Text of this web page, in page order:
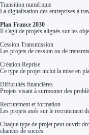
Transition numérique
La digitalisation des entreprises à
Plan France 2030
Il s'agit de projets alignés sur les
Cession Transmission
Les projets de cession ou de
Création Reprise
Ce type de projet inclut la mise en
Difficultés financières
Projets visant à surmonter des
Recrutement et formation
Les projets axés sur le recrutement
Chaque type de projet peut ouvrir
chances de succès.